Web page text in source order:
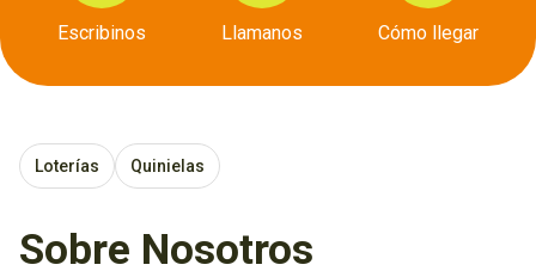
Escribinos Llamanos Cómo llegar
Loterías Quinielas
Sobre Nosotros